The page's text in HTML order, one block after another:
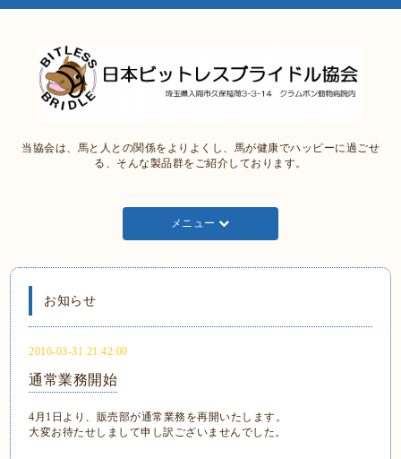
当協会は、馬と人との関係をよりよくし、馬が健康でハッピーに過ごせ
る、そんな製品群をご紹介しております。
メニュー
お知らせ
2016-03-31 21:42:00
通常業務開始
4月1日より、販売部が通常業務を再開いたします。
大変お待たせしまして申し訳ございませんでした。